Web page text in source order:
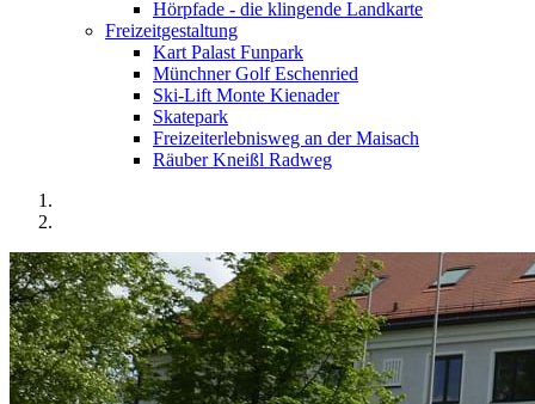
Hörpfade - die klingende Landkarte
Freizeitgestaltung
Kart Palast Funpark
Münchner Golf Eschenried
Ski-Lift Monte Kienader
Skatepark
Freizeiterlebnisweg an der Maisach
Räuber Kneißl Radweg